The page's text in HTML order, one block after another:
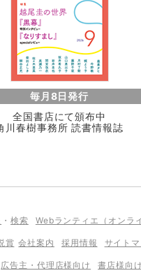
毎月8日発行
全国書店にて頒布中
川春樹事務所 読書情報誌
・検索 Webランティエ（オンラ
賞 会社案内 採用情報 サイト
広告主・代理店様向け 書店様向け